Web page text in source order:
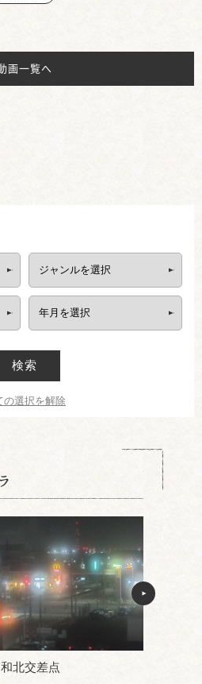
画一覧へ
検索
の選択を解除
北交差点